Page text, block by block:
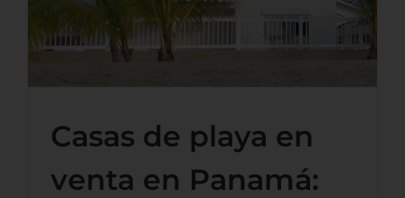
Casas de playa en
venta en Panamá: